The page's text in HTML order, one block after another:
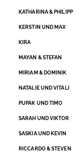
KATHARINA & PHILIPP
KERSTIN UND MAX
KIRA
MAYAN & STEFAN
MIRIAM & DOMINIK
NATALIE UND VITALI
PUPAK UND TIMO
SARAH UND VIKTOR
SASKIA UND KEVIN
RICCARDO & STEVEN